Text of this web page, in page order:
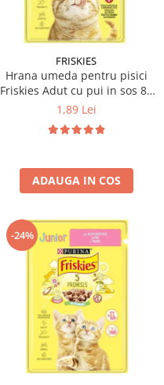
FRISKIES
Hrana umeda pentru pisici
Friskies Adut cu pui in sos 85
gr
1,89 Lei
ADAUGA IN COS
-24%